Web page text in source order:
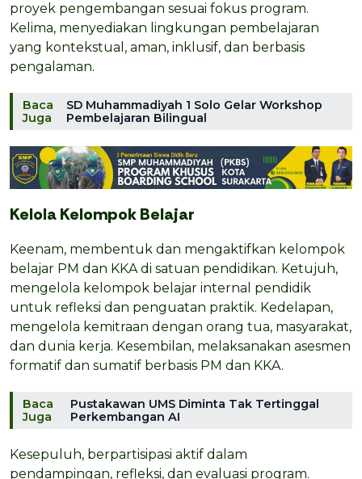
proyek pengembangan sesuai fokus program.
Kelima, menyediakan lingkungan pembelajaran
yang kontekstual, aman, inklusif, dan berbasis
pengalaman.
Baca
Juga
SD Muhammadiyah 1 Solo Gelar Workshop
Pembelajaran Bilingual
Kelola Kelompok Belajar
Keenam, membentuk dan mengaktifkan kelompok
belajar PM dan KKA di satuan pendidikan. Ketujuh,
mengelola kelompok belajar internal pendidik
untuk refleksi dan penguatan praktik. Kedelapan,
mengelola kemitraan dengan orang tua, masyarakat,
dan dunia kerja. Kesembilan, melaksanakan asesmen
formatif dan sumatif berbasis PM dan KKA.
Baca
Juga
Pustakawan UMS Diminta Tak Tertinggal
Perkembangan AI
Kesepuluh, berpartisipasi aktif dalam
pendampingan, refleksi, dan evaluasi program.